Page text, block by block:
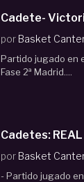
Cadete-
por Basket
Partido jugado en
Fase 2ª Madrid....
Cadetes:
por Basket
- Partido jugado